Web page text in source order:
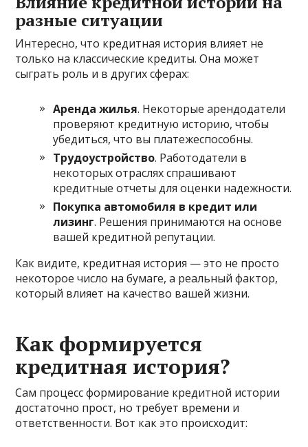
разные ситуации
Интересно, что кредитная история влияет не
только на классические кредиты. Она может
сыграть роль и в других сферах:
Аренда жилья. Некоторые арендодатели
проверяют кредитную историю, чтобы
убедиться, что вы платежеспособны.
Трудоустройство. Работодатели в
некоторых отраслях спрашивают
кредитные отчеты для оценки надежности.
Покупка автомобиля в кредит или
лизинг. Решения принимаются на основе
вашей кредитной репутации.
Как видите, кредитная история — это не просто
некоторое число на бумаге, а реальный фактор,
который влияет на качество вашей жизни.
Как формируется
кредитная история?
Сам процесс формирование кредитной истории
достаточно прост, но требует времени и
ответственности. Вот как это происходит: